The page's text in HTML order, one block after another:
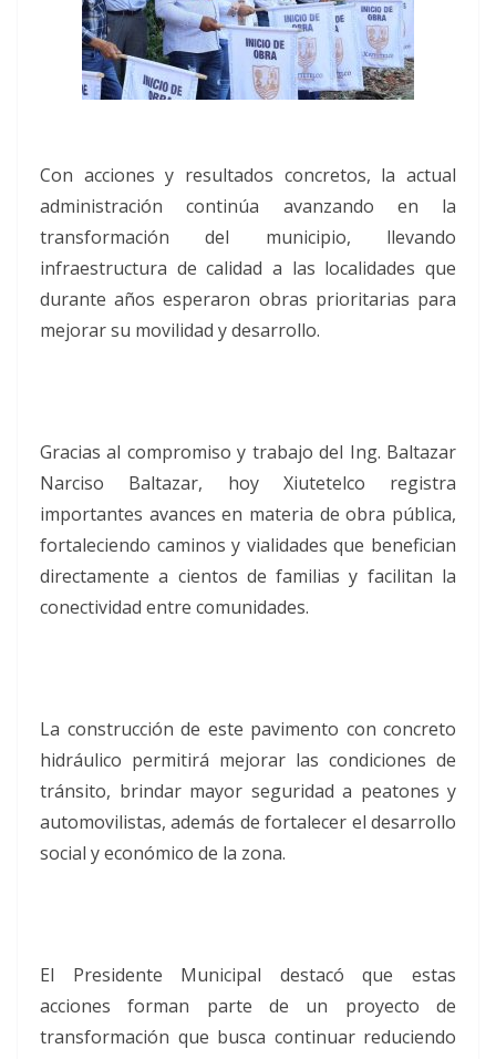
Con acciones y resultados concretos, la actual
administración continúa avanzando en la
transformación del municipio, llevando
infraestructura de calidad a las localidades que
durante años esperaron obras prioritarias para
mejorar su movilidad y desarrollo.
Gracias al compromiso y trabajo del Ing. Baltazar
Narciso Baltazar, hoy Xiutetelco registra
importantes avances en materia de obra pública,
fortaleciendo caminos y vialidades que benefician
directamente a cientos de familias y facilitan la
conectividad entre comunidades.
La construcción de este pavimento con concreto
hidráulico permitirá mejorar las condiciones de
tránsito, brindar mayor seguridad a peatones y
automovilistas, además de fortalecer el desarrollo
social y económico de la zona.
El Presidente Municipal destacó que estas
acciones forman parte de un proyecto de
transformación que busca continuar reduciendo